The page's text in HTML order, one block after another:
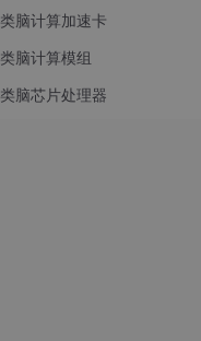
类脑计算加速卡
类脑计算模组
类脑芯片处理器